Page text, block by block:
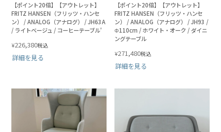
【ポイント20倍】【アウトレット】
FRITZ HANSEN（フリッツ・ハンセ
ン） / ANALOG（アナログ） / JH63A
/ ライトベージュ / コーヒーテーブル'
¥226,380税込
詳細を見る
【ポイント20倍】【アウトレット】
FRITZ HANSEN（フリッツ・ハンセ
ン） / ANALOG（アナログ） / JH93 /
Φ110cm / ホワイト・オーク / ダイニ
ングテーブル
¥271,480税込
詳細を見る